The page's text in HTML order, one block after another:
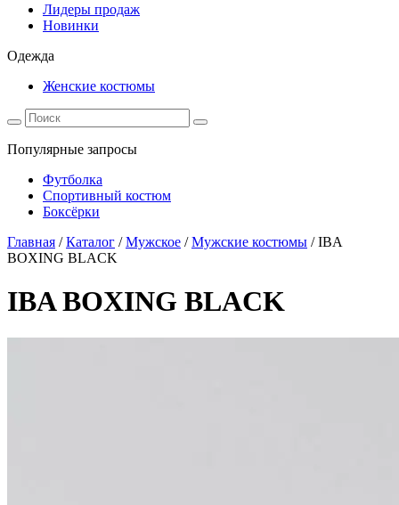
Лидеры продаж
Новинки
Одежда
Женские костюмы
Популярные запросы
Футболка
Спортивный костюм
Боксёрки
Главная / Каталог / Мужское / Мужские костюмы /IBA
BOXING BLACK
IBA BOXING BLACK